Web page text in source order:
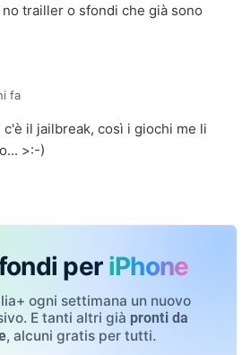
trailler o sfondi che già sono
fa
c'è il jailbreak, così i giochi me li
>:-)
per iPhone
ogni settimana un nuovo
E tanti altri già pronti da
, alcuni gratis per tutti.